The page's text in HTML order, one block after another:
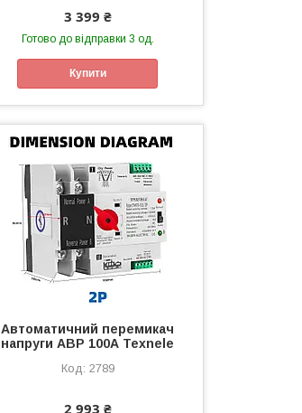
3 399 ₴
Готово до відправки 3 од.
Купити
Автоматичний перемикач
напруги АВР 100А Texnele
2789
2 993 ₴